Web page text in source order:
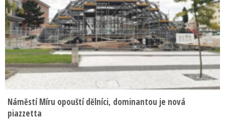
Náměstí Míru opouští dělníci, dominantou je nová
piazzetta